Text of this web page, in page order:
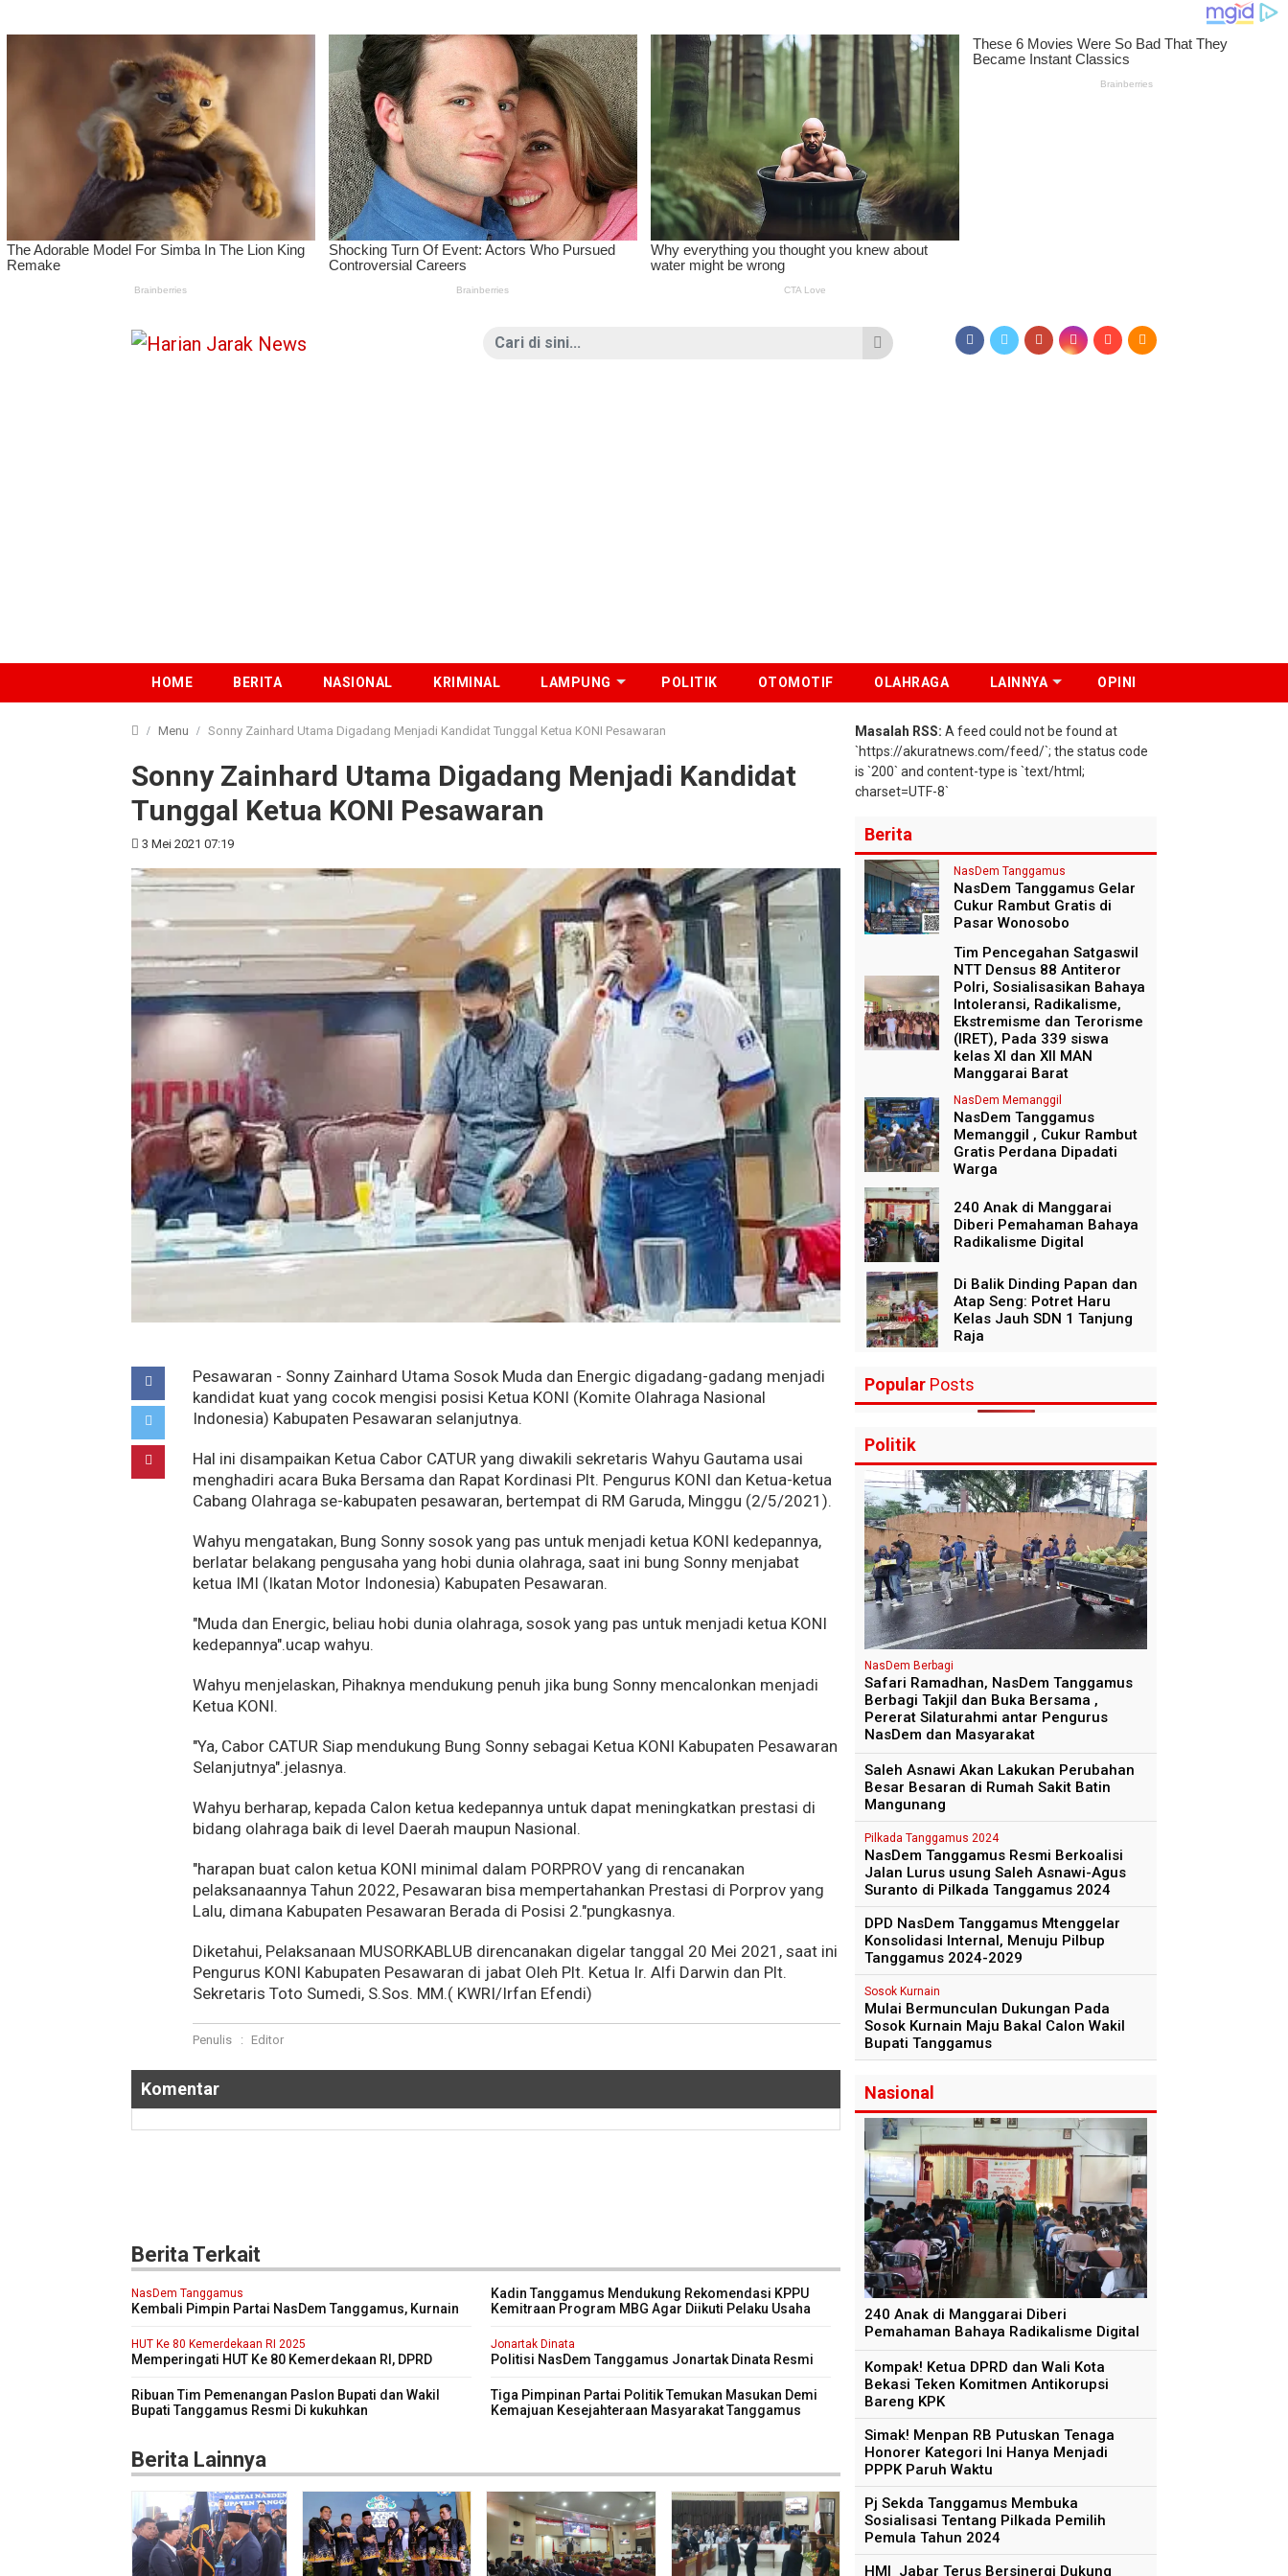
HOME BERITA NASIONAL KRIMINAL LAMPUNG POLITIK OTOMOTIF OLAHRAGA LAINNYA OPINI
Menu Sonny Zainhard Utama Digadang Menjadi Kandidat Tunggal Ketua KONI Pesawaran
Sonny Zainhard Utama Digadang Menjadi Kandidat
Tunggal Ketua KONI Pesawaran
3 Mei 2021 07:19
Pesawaran - Sonny Zainhard Utama Sosok Muda dan Energic digadang-gadang menjadi
kandidat kuat yang cocok mengisi posisi Ketua KONI (Komite Olahraga Nasional
Indonesia) Kabupaten Pesawaran selanjutnya.
Hal ini disampaikan Ketua Cabor CATUR yang diwakili sekretaris Wahyu Gautama usai
menghadiri acara Buka Bersama dan Rapat Kordinasi Plt. Pengurus KONI dan Ketua-ketua
Cabang Olahraga se-kabupaten pesawaran, bertempat di RM Garuda, Minggu (2/5/2021).
Wahyu mengatakan, Bung Sonny sosok yang pas untuk menjadi ketua KONI kedepannya,
berlatar belakang pengusaha yang hobi dunia olahraga, saat ini bung Sonny menjabat
ketua IMI (Ikatan Motor Indonesia) Kabupaten Pesawaran.
"Muda dan Energic, beliau hobi dunia olahraga, sosok yang pas untuk menjadi ketua KONI
kedepannya".ucap wahyu.
Wahyu menjelaskan, Pihaknya mendukung penuh jika bung Sonny mencalonkan menjadi
Ketua KONI.
"Ya, Cabor CATUR Siap mendukung Bung Sonny sebagai Ketua KONI Kabupaten Pesawaran
Selanjutnya".jelasnya.
Wahyu berharap, kepada Calon ketua kedepannya untuk dapat meningkatkan prestasi di
bidang olahraga baik di level Daerah maupun Nasional.
"harapan buat calon ketua KONI minimal dalam PORPROV yang di rencanakan
pelaksanaannya Tahun 2022, Pesawaran bisa mempertahankan Prestasi di Porprov yang
Lalu, dimana Kabupaten Pesawaran Berada di Posisi 2."pungkasnya.
Diketahui, Pelaksanaan MUSORKABLUB direncanakan digelar tanggal 20 Mei 2021, saat ini
Pengurus KONI Kabupaten Pesawaran di jabat Oleh Plt. Ketua Ir. Alfi Darwin dan Plt.
Sekretaris Toto Sumedi, S.Sos. MM.( KWRI/Irfan Efendi)
Penulis : Editor
Komentar
Berita Terkait
NasDem Tanggamus
Kembali Pimpin Partai NasDem Tanggamus, Kurnain
lipat
Kadin Tanggamus Mendukung Rekomendasi KPPU
Kemitraan Program MBG Agar Diikuti Pelaku Usaha
HUT Ke 80 Kemerdekaan RI 2025
Memperingati HUT Ke 80 Kemerdekaan RI, DPRD
Istimewa
Jonartak Dinata
Politisi NasDem Tanggamus Jonartak Dinata Resmi
Ribuan Tim Pemenangan Paslon Bupati dan Wakil
Bupati Tanggamus Resmi Di kukuhkan
Tiga Pimpinan Partai Politik Temukan Masukan Demi
Kemajuan Kesejahteraan Masyarakat Tanggamus
Berita Lainnya
Masalah RSS: A feed could not be found at
`https://akuratnews.com/feed/`; the status code
is `200` and content-type is `text/html;
charset=UTF-8`
Berita
NasDem Tanggamus
NasDem Tanggamus Gelar
Cukur Rambut Gratis di
Pasar Wonosobo
Tim Pencegahan Satgaswil
NTT Densus 88 Antiteror
Polri, Sosialisasikan Bahaya
Intoleransi, Radikalisme,
Ekstremisme dan Terorisme
(IRET), Pada 339 siswa
kelas XI dan XII MAN
Manggarai Barat
NasDem Memanggil
NasDem Tanggamus
Memanggil , Cukur Rambut
Gratis Perdana Dipadati
Warga
240 Anak di Manggarai
Diberi Pemahaman Bahaya
Radikalisme Digital
Di Balik Dinding Papan dan
Atap Seng: Potret Haru
Kelas Jauh SDN 1 Tanjung
Raja
Popular Posts
Politik
NasDem Berbagi
Safari Ramadhan, NasDem Tanggamus
Berbagi Takjil dan Buka Bersama ,
Pererat Silaturahmi antar Pengurus
NasDem dan Masyarakat
Saleh Asnawi Akan Lakukan Perubahan
Besar Besaran di Rumah Sakit Batin
Mangunang
Pilkada Tanggamus 2024
NasDem Tanggamus Resmi Berkoalisi
Jalan Lurus usung Saleh Asnawi-Agus
Suranto di Pilkada Tanggamus 2024
DPD NasDem Tanggamus Mtenggelar
Konsolidasi Internal, Menuju Pilbup
Tanggamus 2024-2029
Sosok Kurnain
Mulai Bermunculan Dukungan Pada
Sosok Kurnain Maju Bakal Calon Wakil
Bupati Tanggamus
Nasional
240 Anak di Manggarai Diberi
Pemahaman Bahaya Radikalisme Digital
Kompak! Ketua DPRD dan Wali Kota
Bekasi Teken Komitmen Antikorupsi
Bareng KPK
Simak! Menpan RB Putuskan Tenaga
Honorer Kategori Ini Hanya Menjadi
PPPK Paruh Waktu
Pj Sekda Tanggamus Membuka
Sosialisasi Tentang Pilkada Pemilih
Pemula Tahun 2024
HMI Jabar Terus Bersinergi Dukung